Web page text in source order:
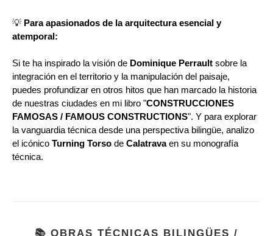
💡 Para apasionados de la arquitectura esencial y
atemporal:
Si te ha inspirado la visión de Dominique Perrault sobre la
integración en el territorio y la manipulación del paisaje,
puedes profundizar en otros hitos que han marcado la historia
de nuestras ciudades en mi libro "CONSTRUCCIONES
FAMOSAS / FAMOUS CONSTRUCTIONS". Y para explorar
la vanguardia técnica desde una perspectiva bilingüe, analizo
el icónico Turning Torso de Calatravaen su monografía
técnica.
📚 OBRAS TÉCNICAS BILINGÜES /